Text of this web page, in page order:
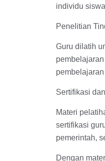
individu
Penelitian
Guru dilatih
Sertifikasi
Materi
sertifikasi
pemerintah,
Dengan